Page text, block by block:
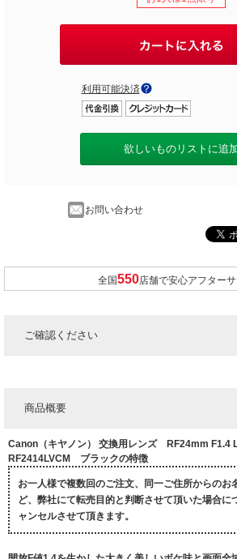
利用可能決済
欲しいものリストに追
お問い合わせ
全国 店舗で安心アフター
ご確認ください
商品概要
Canon（キヤノン） 交換用レンズ RF24mm F1.4
RF2414LVCM ブラックの特徴
お一人様で複数回のご注文、同一ご住所からのお
ど、弊社にて転売目的と判断させて頂いた場合に
ャンセルさせて頂きます。